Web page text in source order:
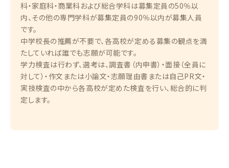
科・家庭科・商業科および総合学科は募集定員の50％以
内、その他の専門学科が募集定員の90％以内が募集人員
です。
中学校長の推薦が不要で、各高校が定める募集の観点を満
たしていれば誰でも志願が可能です。
学力検査は行わず、選考は、調査書（内申書）・面接（全員に
対して）・作文または小論文・志願理由書または自己PR文・
実技検査の中から各高校が定めた検査を行い、総合的に判
定します。